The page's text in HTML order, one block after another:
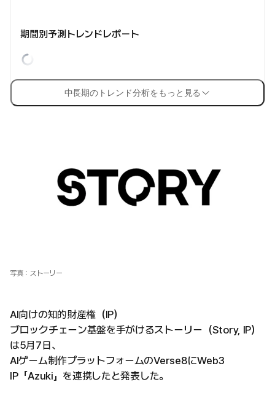
期間別予測トレンドレポート
中長期のトレンド分析をもっと見る
写真：ストーリー
AI向けの知的財産権（IP）
ブロックチェーン基盤を手がけるストーリー（Story, IP）
は5月7日、
AIゲーム制作プラットフォームのVerse8にWeb3
IP「Azuki」を連携したと発表した。